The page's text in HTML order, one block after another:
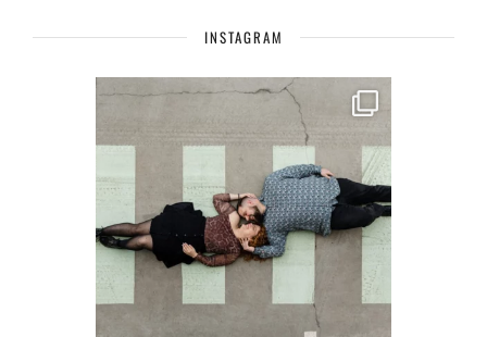
INSTAGRAM